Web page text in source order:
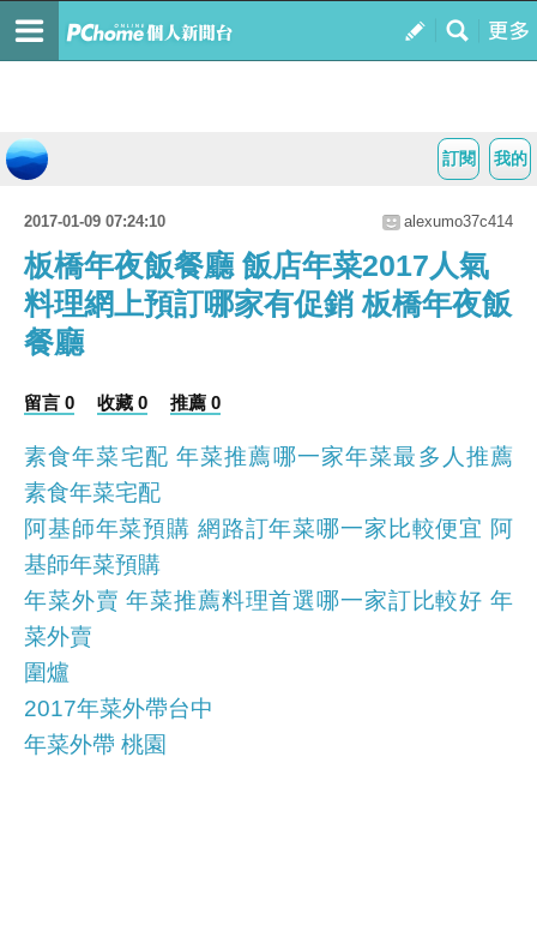
我的
訂閱
2017-01-09 07:24:10 alexumo37c414
板橋年夜飯餐廳 飯店年菜2017人氣
料理網上預訂哪家有促銷 板橋年夜飯
餐廳
留言 0 收藏 0 推薦 0
素食年菜宅配 年菜推薦哪一家年菜最多人推薦
素食年菜宅配
阿基師年菜預購 網路訂年菜哪一家比較便宜 阿
基師年菜預購
年菜外賣 年菜推薦料理首選哪一家訂比較好 年
菜外賣
圍爐
2017年菜外帶台中
年菜外帶 桃園